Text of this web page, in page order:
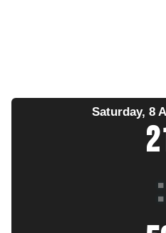
Saturday, 8
: